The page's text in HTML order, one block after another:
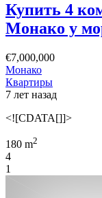
Купить 4
Монако у
€7,000,000
Монако
Квартиры
7 лет назад
<![CDATA[]]>
180 m2
4
1